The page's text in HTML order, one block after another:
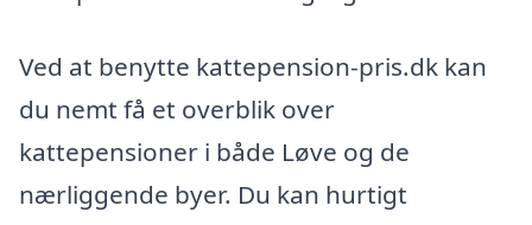
Ved at benytte kattepension-pris.dk kan
du nemt få et overblik over
kattepensioner i både Løve og de
nærliggende byer. Du kan hurtigt